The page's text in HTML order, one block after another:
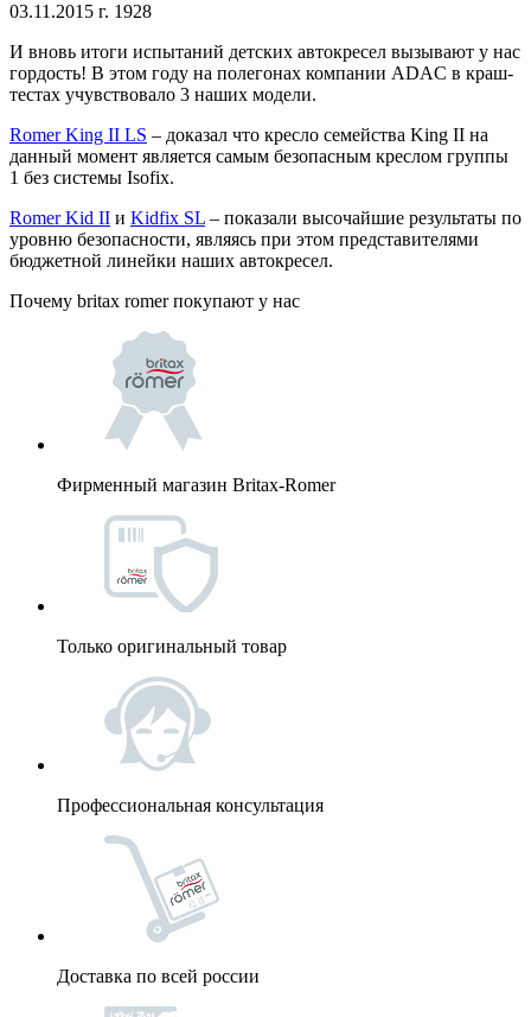
03.11.2015 г. 1928
И вновь итоги испытаний детских автокресел вызывают у нас
гордость! В этом году на полегонах компании ADAC в краш-
тестах учувствовало 3 наших модели.
Romer King II LS – доказал что кресло семейства King II на
данный момент является самым безопасным креслом группы
1 без системы Isofix.
Romer Kid II и Kidfix SL – показали высочайшие результаты по
уровню безопасности, являясь при этом представителями
бюджетной линейки наших автокресел.
Почему britax romer покупают у нас
Фирменный магазин Britax-Romer
Только оригинальный товар
Профессиональная консультация
Доставка по всей россии